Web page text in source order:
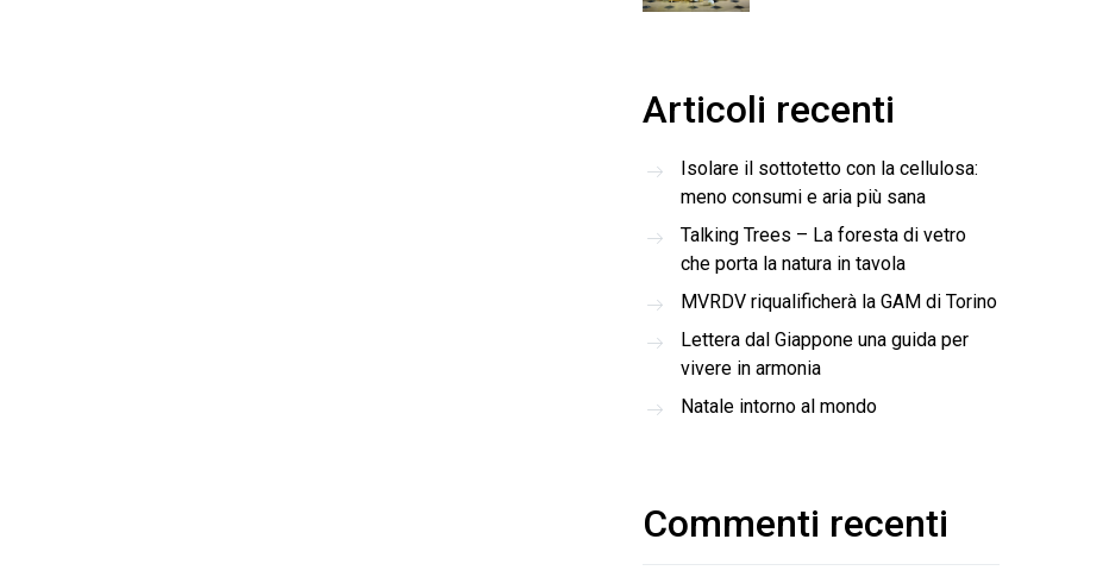
Articoli recenti
Isolare il sottotetto con la cellulosa:
meno consumi e aria più sana
Talking Trees – La foresta di vetro
che porta la natura in tavola
MVRDV riqualificherà la GAM di Torino
Lettera dal Giappone una guida per
vivere in armonia
Natale intorno al mondo
Commenti recenti